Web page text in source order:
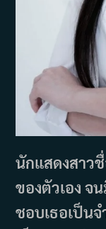
นักแสดงสาว
ของตัวเอง
ชอบเธอเป็น